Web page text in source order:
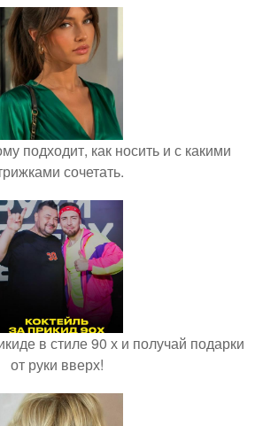
подходит, как носить и с какими
сочетать.
в стиле 90 х и получай подарки
от руки вверх!